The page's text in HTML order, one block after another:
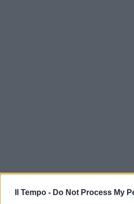
Il Tempo - Do Not Process My